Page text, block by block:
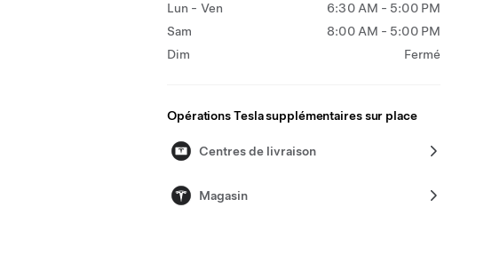
Lun - Ven
6:30 AM - 5:00 PM
Sam
8:00 AM - 5:00 PM
Dim
Fermé
Opérations Tesla supplémentaires sur place
Centres de livraison
Magasin